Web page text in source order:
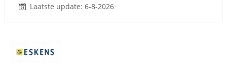
Laatste update: 6-8-2026